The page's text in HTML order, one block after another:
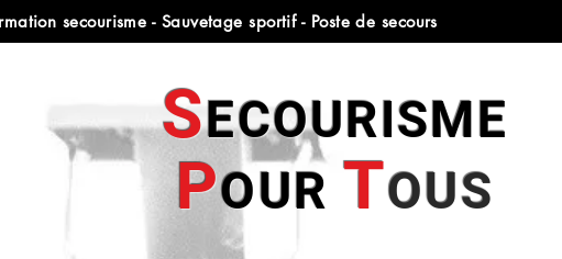
secourisme - Sauvetage sportif - Poste de secours
SECOURISME
POUR TOUS